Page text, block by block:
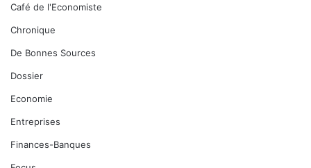
Café de l'Economiste
Chronique
De Bonnes Sources
Dossier
Economie
Entreprises
Finances-Banques